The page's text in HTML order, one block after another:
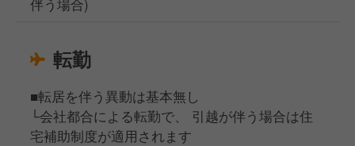
転勤
■転居を伴う異動は基本無し
└会社都合による転勤で、 引越が伴う場合は住
宅補助制度が適用されます